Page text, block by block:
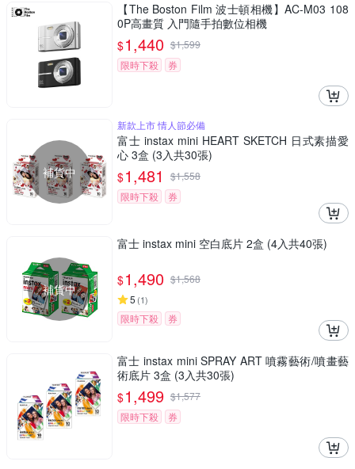
【The Boston Film 波士頓相機】AC-M03 108
0P高畫質 入門隨手拍數位相機
$1,440 $1,599
限時下殺
券
補貨中
新款上市 情人節必備
富士 instax mini HEART SKETCH 日式素描愛
心 3盒 (3入共30張)
$1,481 $1,558
限時下殺
券
補貨中
富士 instax mini 空白底片 2盒 (4入共40張)
$1,490 $1,568
5 (1)
限時下殺 券
富士 instax mini SPRAY ART 噴霧藝術/噴畫藝
術底片 3盒 (3入共30張)
$1,499 $1,577
限時下殺
券